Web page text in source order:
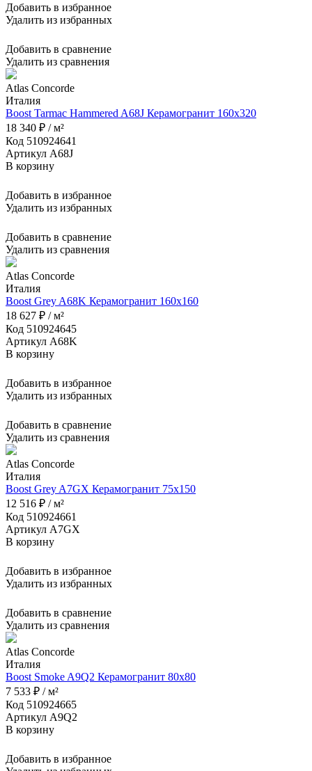
Добавить в избранное
Удалить из избранных
Добавить в сравнение
Удалить из сравнения
Atlas Concorde
Италия
Boost Tarmac Hammered A68J Керамогранит 160x320
18 340 ₽ / м²
Код 510924641
Артикул A68J
В корзину
Добавить в избранное
Удалить из избранных
Добавить в сравнение
Удалить из сравнения
Atlas Concorde
Италия
Boost Grey A68K Керамогранит 160x160
18 627 ₽ / м²
Код 510924645
Артикул A68K
В корзину
Добавить в избранное
Удалить из избранных
Добавить в сравнение
Удалить из сравнения
Atlas Concorde
Италия
Boost Grey A7GX Керамогранит 75x150
12 516 ₽ / м²
Код 510924661
Артикул A7GX
В корзину
Добавить в избранное
Удалить из избранных
Добавить в сравнение
Удалить из сравнения
Atlas Concorde
Италия
Boost Smoke A9Q2 Керамогранит 80x80
7 533 ₽ / м²
Код 510924665
Артикул A9Q2
В корзину
Добавить в избранное